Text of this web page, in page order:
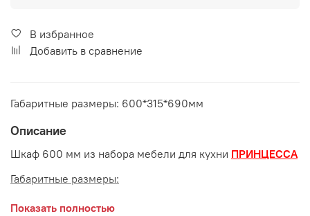
В избранное
Добавить в сравнение
Габаритные размеры: 600*315*690мм
Описание
Шкаф 600 мм из набора мебели для кухни ПРИНЦЕССА
Габаритные размеры:
длина 600 мм
Показать полностью